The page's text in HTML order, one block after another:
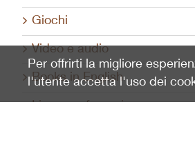
Giochi
Video e audio
Books in English
Livres en français
Per offrirti la migliore
l'utente accetta l'uso dei